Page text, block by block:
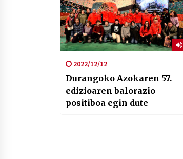
2022/12/12
Durangoko Azokaren 57.
edizioaren balorazio
positiboa egin dute